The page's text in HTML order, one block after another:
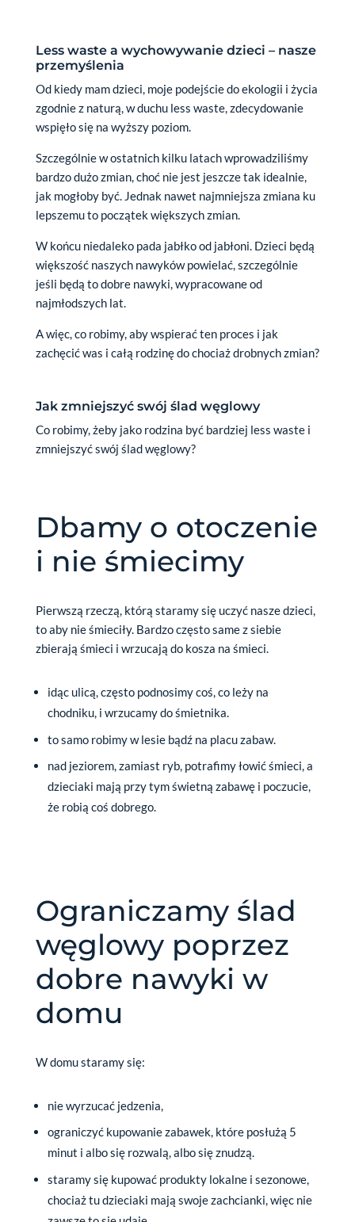
Less waste a wychowywanie dzieci – nasze
przemyślenia
Od kiedy mam dzieci, moje podejście do ekologii i życia
zgodnie z naturą, w duchu less waste, zdecydowanie
wspięło się na wyższy poziom.
Szczególnie w ostatnich kilku latach wprowadziliśmy
bardzo dużo zmian, choć nie jest jeszcze tak idealnie,
jak mogłoby być. Jednak nawet najmniejsza zmiana ku
lepszemu to początek większych zmian.
W końcu niedaleko pada jabłko od jabłoni. Dzieci będą
większość naszych nawyków powielać, szczególnie
jeśli będą to dobre nawyki, wypracowane od
najmłodszych lat.
A więc, co robimy, aby wspierać ten proces i jak
zachęcić was i całą rodzinę do chociaż drobnych zmian?
Jak zmniejszyć swój ślad węglowy
Co robimy, żeby jako rodzina być bardziej less waste i
zmniejszyć swój ślad węglowy?
Dbamy o otoczenie
i nie śmiecimy
Pierwszą rzeczą, którą staramy się uczyć nasze dzieci,
to aby nie śmieciły. Bardzo często same z siebie
zbierają śmieci i wrzucają do kosza na śmieci.
idąc ulicą, często podnosimy coś, co leży na
chodniku, i wrzucamy do śmietnika.
to samo robimy w lesie bądź na placu zabaw.
nad jeziorem, zamiast ryb, potrafimy łowić śmieci, a
dzieciaki mają przy tym świetną zabawę i poczucie,
że robią coś dobrego.
Ograniczamy ślad
węglowy poprzez
dobre nawyki w
domu
W domu staramy się:
nie wyrzucać jedzenia,
ograniczyć kupowanie zabawek, które posłużą 5
minut i albo się rozwalą, albo się znudzą.
staramy się kupować produkty lokalne i sezonowe,
chociaż tu dzieciaki mają swoje zachcianki, więc nie